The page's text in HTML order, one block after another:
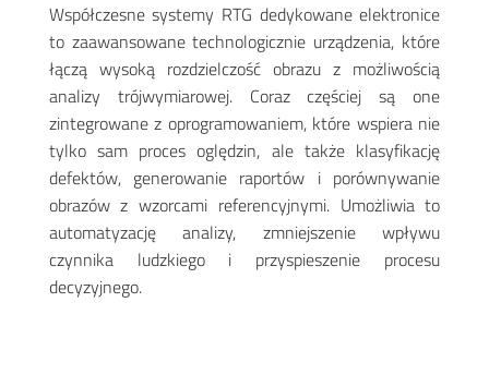
Współczesne systemy RTG dedykowane elektronice
to zaawansowane technologicznie urządzenia, które
łączą wysoką rozdzielczość obrazu z możliwością
analizy trójwymiarowej. Coraz częściej są one
zintegrowane z oprogramowaniem, które wspiera nie
tylko sam proces oględzin, ale także klasyfikację
defektów, generowanie raportów i porównywanie
obrazów z wzorcami referencyjnymi. Umożliwia to
automatyzację analizy, zmniejszenie wpływu
czynnika ludzkiego i przyspieszenie procesu
decyzyjnego.